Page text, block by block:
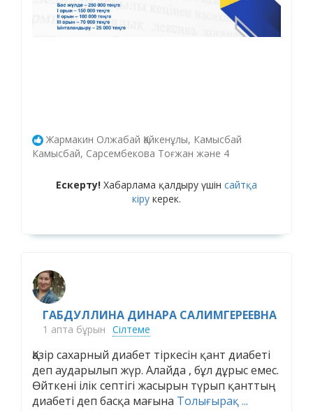
Жармакин Олжабай Қайкенұлы, Камысбай
Камысбай, Сарсембекова Тоғжан және 4
Ескерту! Хабарлама қалдыру үшін сайтқа
кіру керек.
ГАБДУЛЛИНА ДИНАРА САЛИМГЕРЕЕВНА
1 апта бұрын Сілтеме
Қазір сахарный диабет тіркесін қант диабеті
деп аударылып жүр. Алайда , бұл дұрыс емес.
Өйткені ілік септігі жасырын түрып қанттың
диабеті деп басқа мағына Толығырақ ...